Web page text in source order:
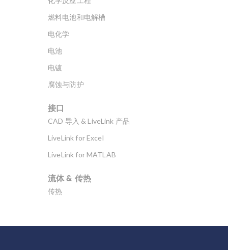
分。在几何实例的
设置 窗口中，通过
指定 输入参数 的值
来定义零件实例的
形状、尺寸和位
置，这些参数用于
定义几何零件以及
实例零件的位置和
方向(相对于全局坐
标系或用户定义的
工作平面)。 在模型
开发器的 全局定义
时，可以访问用于
形状的几何序列中
提供的同一个 CAD
伸、旋转和扫描的
燃料电池和电解槽
电化学
电池
电镀
腐蚀与防护
接口
CAD 导入 & LiveLink 产品
LiveLink for Excel
LiveLink for MATLAB
流体 & 传热
传热
多孔介质流动